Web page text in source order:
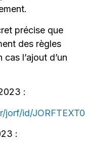
précise que
des règles
l’ajout d’un
:
id/
: